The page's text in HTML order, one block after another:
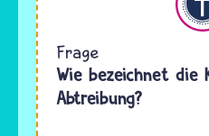
Frage
Wie bezeichnet die
Abtreibung?